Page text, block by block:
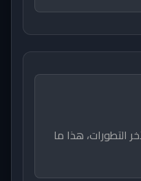
التطورات، هذا ما